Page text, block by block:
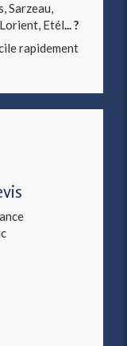
Sarzeau,
Lorient, Etél... ?
rapidement